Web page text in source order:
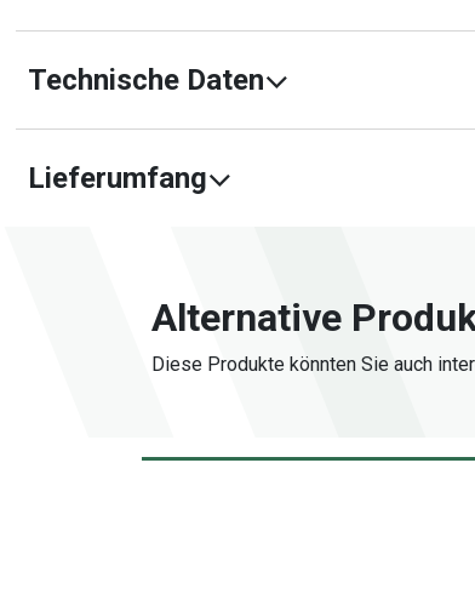
Technische Daten
Lieferumfang
Alternative
Diese Produkte könnten Sie auch